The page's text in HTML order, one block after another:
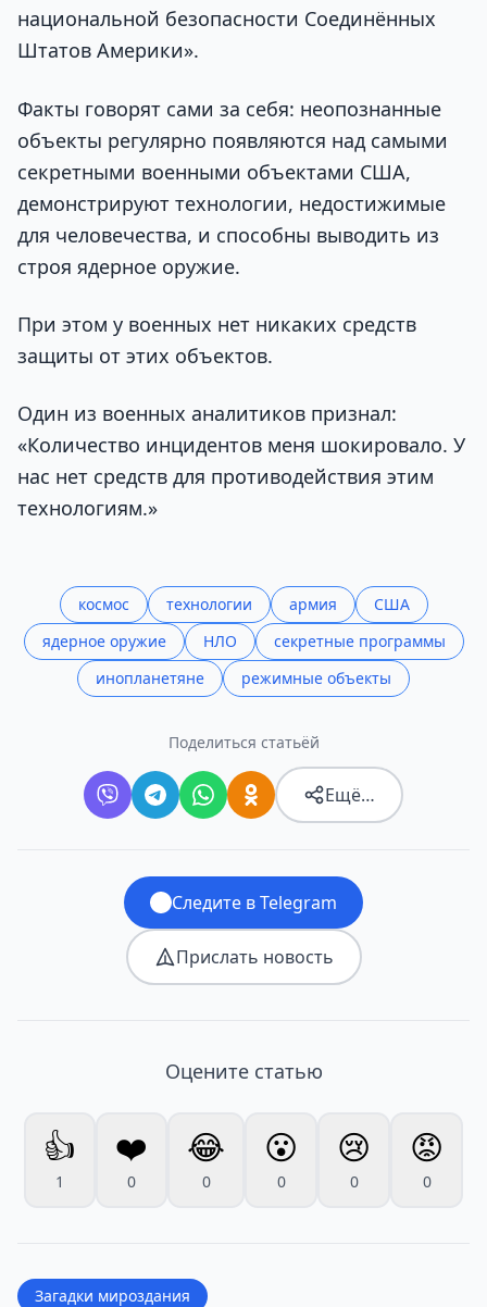
национальной безопасности Соединённых
Штатов Америки».
Факты говорят сами за себя: неопознанные
объекты регулярно появляются над самыми
секретными военными объектами США,
демонстрируют технологии, недостижимые
для человечества, и способны выводить из
строя ядерное оружие.
При этом у военных нет никаких средств
защиты от этих объектов.
Один из военных аналитиков признал:
«Количество инцидентов меня шокировало. У
нас нет средств для противодействия этим
технологиям.»
космос технологии армия
США
ядерное оружие
НЛО
секретные программы
инопланетяне
режимные объекты
Поделиться статьёй
Ещё…
Следите в Telegram
Прислать новость
Оцените статью
👍
1
❤️
0
😂
0
😮
0
😢
0
😡
0
Загадки мироздания